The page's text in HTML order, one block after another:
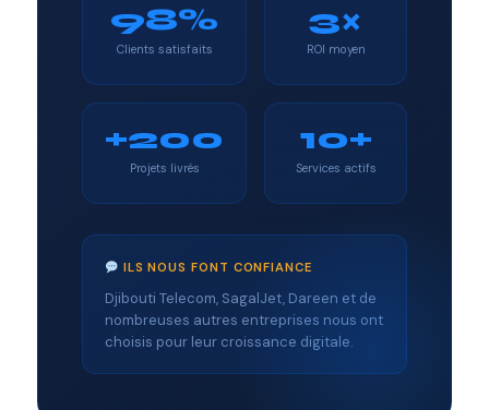
98%
Clients satisfaits
3×
ROI moyen
+200
Projets livrés
10+
Services actifs
ILS NOUS FONT CONFIANCE
Djibouti Telecom, SagalJet, Dareen et de
nombreuses autres entreprises nous ont
choisis pour leur croissance digitale.